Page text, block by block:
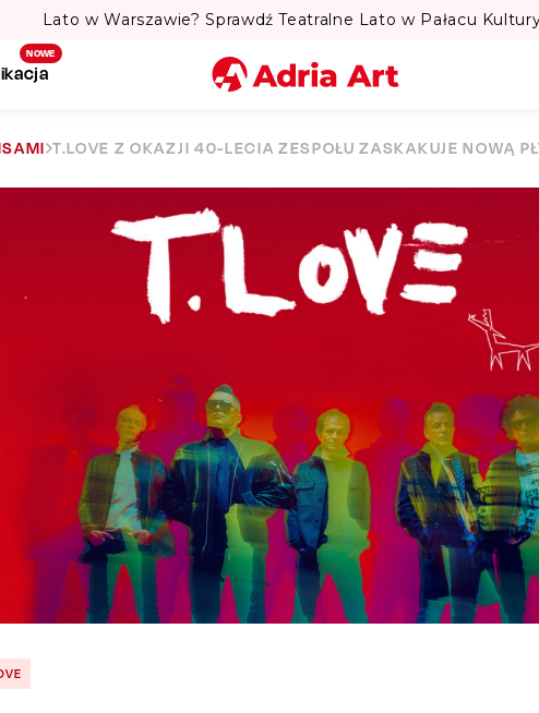
Lato w Warszawie? Sprawdź Teatralne Lato w Pałacu
NOWE
Miasto
Szukaj
T.LOVE Z OKAZJI 40-LECIA ZESPOŁU ZASKAKUJE NOWĄ